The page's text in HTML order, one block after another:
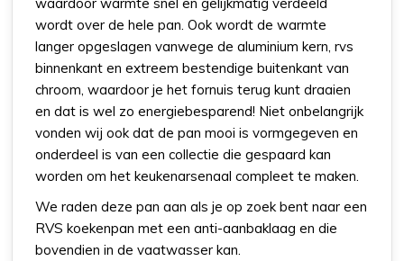
wordt over de hele pan. Ook wordt de warmte
langer opgeslagen vanwege de aluminium kern, rvs
binnenkant en extreem bestendige buitenkant van
chroom, waardoor je het fornuis terug kunt draaien
en dat is wel zo energiebesparend! Niet onbelangrijk
vonden wij ook dat de pan mooi is vormgegeven en
onderdeel is van een collectie die gespaard kan
worden om het keukenarsenaal compleet te maken.
We raden deze pan aan als je op zoek bent naar een
RVS koekenpan met een anti-aanbaklaag en die
bovendien in de vaatwasser kan.